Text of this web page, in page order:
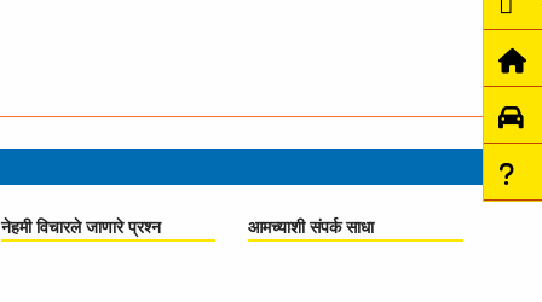
नेहमी विचारले जाणारे प्रश्‍न आमच्याशी संपर्क साधा